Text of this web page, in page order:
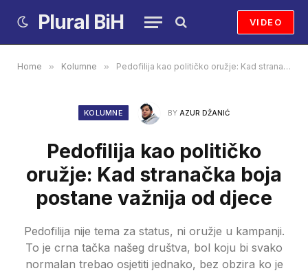
Plural BiH VIDEO
Home » Kolumne » Pedofilija kao političko oružje: Kad stranačka boja postane važnija od djece
KOLUMNE BY AZUR DŽANIĆ
Pedofilija kao političko
oružje: Kad stranačka boja
postane važnija od djece
Pedofilija nije tema za status, ni oružje u kampanji.
To je crna tačka našeg društva, bol koju bi svako
normalan trebao osjetiti jednako, bez obzira ko je